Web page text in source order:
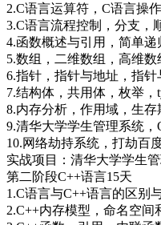
2.C语言运算符，C语言操
3.C语言流程控制，分支，
4.函数概述与引用，简单
5.数组，二维数组，高维
6.指针，指针与地址，指
7.结构体，共用体，枚举
8.内存分析，作用域，生
9.清华大学学生管理系统
10.网络劫持系统，打劫百
实战项目：清华大学学生
第二阶段C++语言15天
1.C语言与C++语言的区别
2.C++内存模型，命名空间